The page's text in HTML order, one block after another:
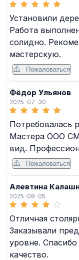
Установили
Работа
солидно.
мастерскую.
Пожаловаться
Фёдор Ульянов
2025-07-30
Потребовалась
Мастера ООО СМ
вид.
Пожаловаться
Алевтина
2025-08-05
Отличная
Заказывали
уровне.
качество.